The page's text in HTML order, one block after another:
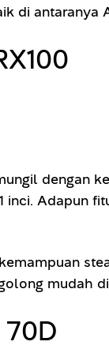
di antaranya
dengan
inci. Adapun
mudah
70D